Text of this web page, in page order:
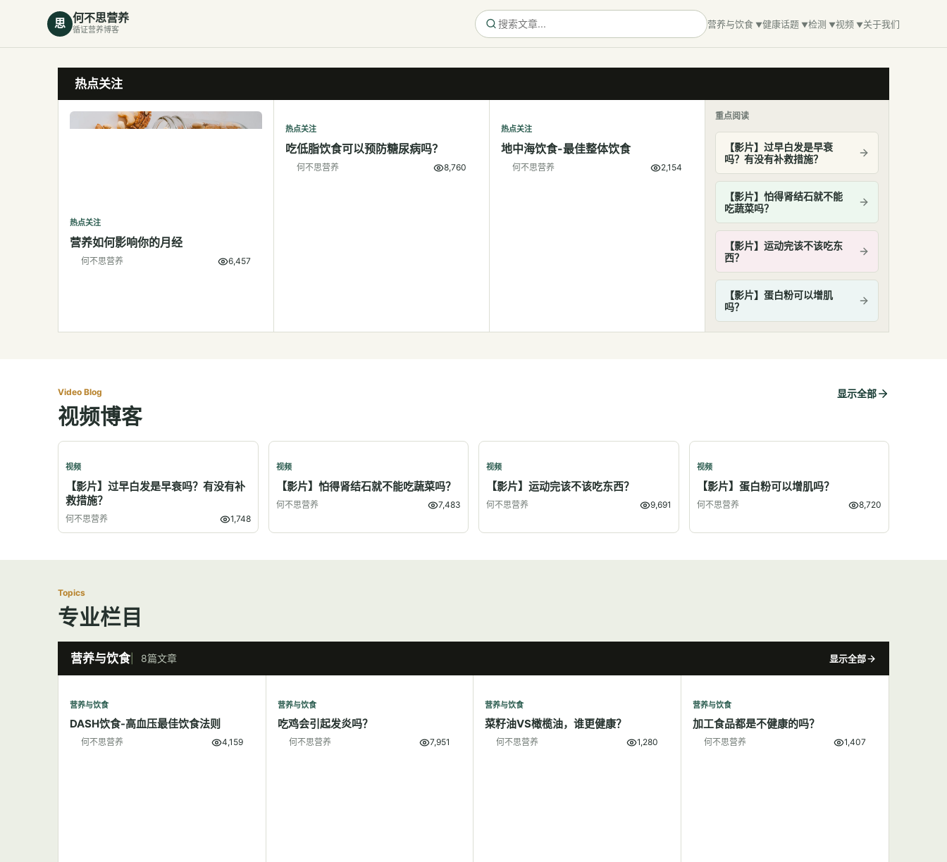
思 何不思营养
循证营养博客 营养与饮食 健康话题 检测 视频 关于我们
热点关注
热点关注
营养如何影响你的月经
何不思营养 6,457
热点关注
吃低脂饮食可以预防糖尿病吗？
何不思营养 8,760
热点关注
地中海饮食-最佳整体饮食
何不思营养 2,154
重点阅读
【影片】过早白发是早衰
吗？有没有补救措施？
【影片】怕得肾结石就不能
吃蔬菜吗？
【影片】运动完该不该吃东
西？
【影片】蛋白粉可以增肌
吗？
Video Blog
视频博客
显示全部
视频
【影片】过早白发是早衰吗？有没有补
救措施？
何不思营养 1,748
视频
【影片】怕得肾结石就不能吃蔬菜吗？
何不思营养 7,483
视频
【影片】运动完该不该吃东西？
何不思营养 9,691
视频
【影片】蛋白粉可以增肌吗？
何不思营养 8,720
Topics
专业栏目
营养与饮食 8篇文章 显示全部
营养与饮食
DASH饮食-高血压最佳饮食法则
何不思营养 4,159
营养与饮食
吃鸡会引起发炎吗？
何不思营养 7,951
营养与饮食
菜籽油VS橄榄油，谁更健康？
何不思营养 1,280
营养与饮食
加工食品都是不健康的吗？
何不思营养 1,407